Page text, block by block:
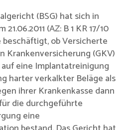
(BSG) hat sich in
(AZ: B 1 KR 17/10
beschäftigt, ob Versicherte
Krankenversicherung (GKV)
eine Implantatreinigung
harter verkalkter Beläge als
ihrer Krankenkasse dann
die durchgeführte
eine